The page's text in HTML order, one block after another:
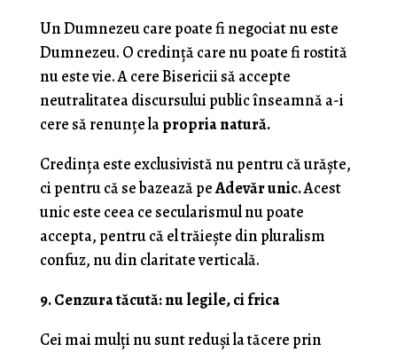
Un Dumnezeu care poate fi negociat nu este
Dumnezeu. O credință care nu poate fi rostită
nu este vie. A cere Bisericii să accepte
neutralitatea discursului public înseamnă a-i
cere să renunțe lapropria natură.
Credința este exclusivistă nu pentru că urăște,
ci pentru că se bazează peAdevăr unic.Acest
unic este ceea ce secularismul nu poate
accepta, pentru că el trăiește din pluralism
confuz, nu din claritate verticală.
9. Cenzura tăcută: nu legile, ci frica
Cei mai mulți nu sunt reduși la tăcere prin